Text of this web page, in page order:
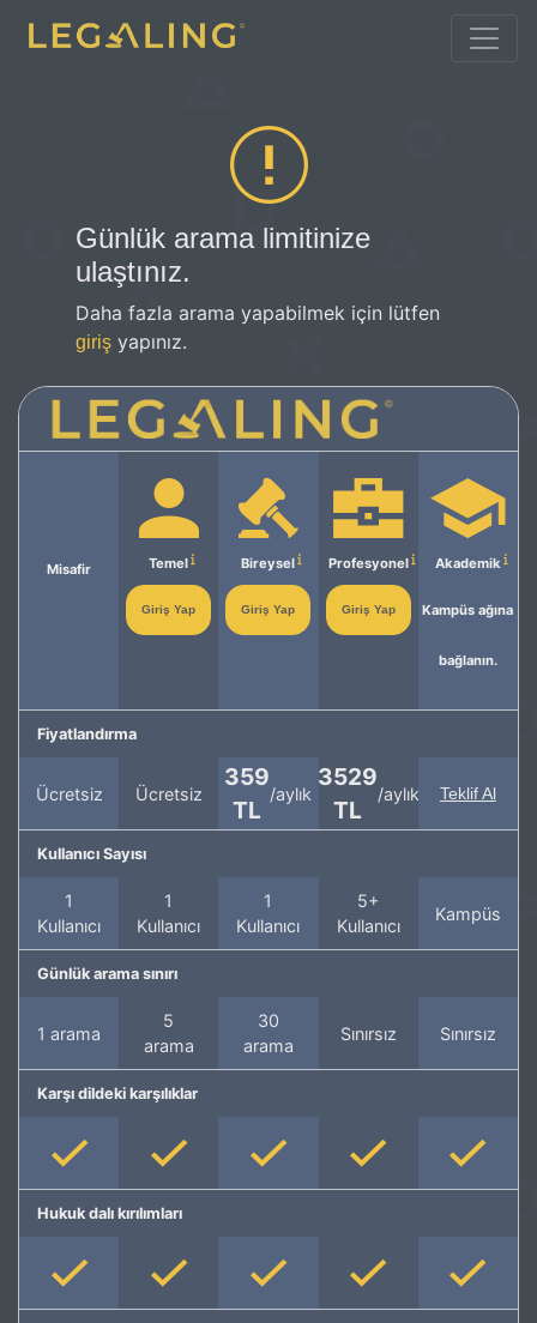
Günlük arama limitinize
ulaştınız.
Daha fazla arama yapabilmek için lütfen
giriş yapınız.
Misafir Temel
Giriş Yap
Bireysel
Giriş Yap
Profesyonel
Giriş Yap
Akademik
Kampüs ağına
bağlanın.
Fiyatlandırma
Ücretsiz Ücretsiz
359
TL
/aylık
3529
TL
/aylık Teklif Al
Kullanıcı Sayısı
1
Kullanıcı
1
Kullanıcı
1
Kullanıcı
5+
Kullanıcı
Kampüs
Günlük arama sınırı
1 arama
5
arama
30
arama
Sınırsız Sınırsız
Karşı dildeki karşılıklar
Hukuk dalı kırılımları